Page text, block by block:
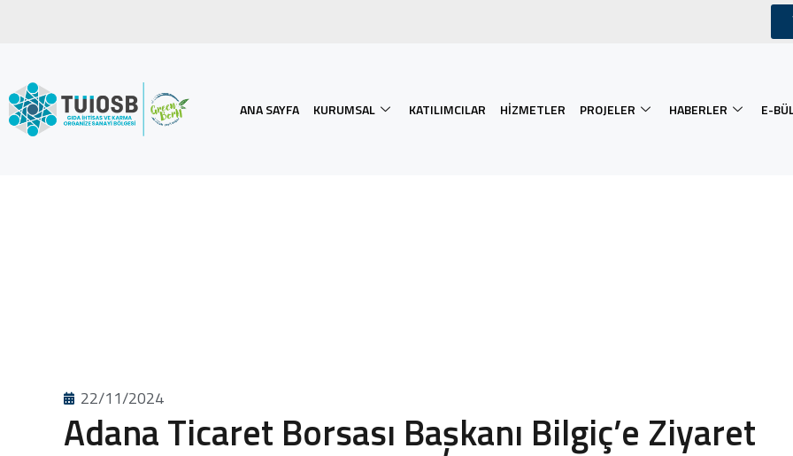
ANA SAYFA KURUMSAL KATILIMCILAR HIZMETLER PROJELER HABERLER E-
22/11/2024
Adana Ticaret Borsası Başkanı Bilgiç’e Ziyaret